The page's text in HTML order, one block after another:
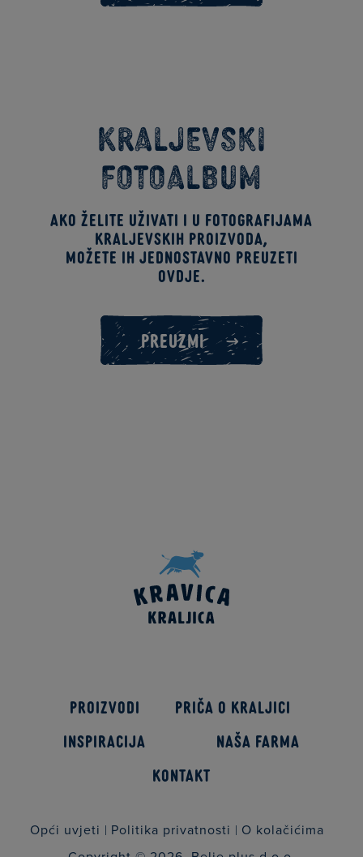
Kraljevski
fotoalbum
Ako želite uživati i u fotografijama
kraljevskih proizvoda,
možete ih jednostavno preuzeti
ovdje.
PREUZMI
Proizvodi
Priča o kraljici
Inspiracija
Naša farma
Kontakt
Opći uvjeti Politika privatnosti
O kolačićima